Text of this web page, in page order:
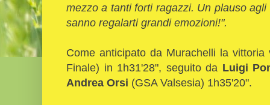
mezzo a tanti forti ragazzi. Un plauso
sanno regalarti grandi emozioni!".
Come anticipato da Murachelli la
Finale) in 1h31'28", seguito da Luigi
Andrea Orsi (GSA Valsesia) 1h35'20".